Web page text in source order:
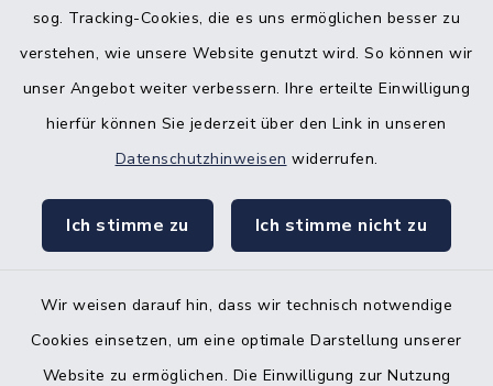
sog. Tracking-Cookies, die es uns ermöglichen besser zu
verstehen, wie unsere Website genutzt wird. So können wir
unser Angebot weiter verbessern. Ihre erteilte Einwilligung
hierfür können Sie jederzeit über den Link in unseren
Datenschutzhinweisen widerrufen.
Ich stimme zu Ich stimme nicht zu
Wir weisen darauf hin, dass wir technisch notwendige
Cookies einsetzen, um eine optimale Darstellung unserer
Website zu ermöglichen. Die Einwilligung zur Nutzung